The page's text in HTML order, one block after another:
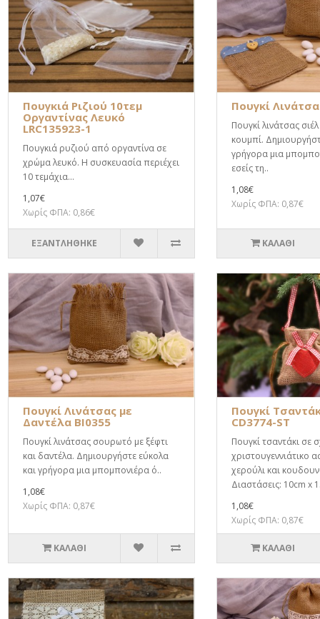
Πουγκιά Ριζιού 10τεμ
Οργαντίνας Λευκό
LRC135923-1
Πουγκιά ρυζιού από οργαντίνα σε
χρώμα λευκό. Η συσκευασία περιέχει
10 τεμάχια...
1,07€
Χωρίς ΦΠΑ: 0,86€
ΕΞΑΝΤΛΗΘΗΚΕ
Πουγκί
Πουγκί λινάτσας
κουμπί.
γρήγορα μια
εσείς τη..
1,08€
Χωρίς ΦΠΑ: 0,87€
ΚΑΛΆΘΙ
Πουγκί Λινάτσας με
Δαντέλα BI0355
Πουγκί λινάτσας σουρωτό με ξέφτι
και δαντέλα. Δημιουργήστε εύκολα
και γρήγορα μια μπομπονιέρα ό..
1,08€
Χωρίς ΦΠΑ: 0,87€
ΚΑΛΆΘΙ
Πουγκί
CD3774-ST
Πουγκί τσαντάκι σε
χριστουγεννιάτικο
χερούλι και
Διαστάσεις: 10cm x
1,08€
Χωρίς ΦΠΑ: 0,87€
ΚΑΛΆΘΙ